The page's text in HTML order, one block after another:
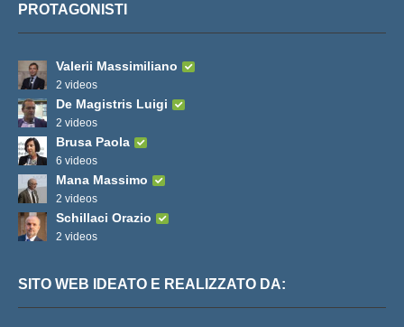
PROTAGONISTI
Valerii Massimiliano
2 videos
De Magistris Luigi
2 videos
Brusa Paola
6 videos
Mana Massimo
2 videos
Schillaci Orazio
2 videos
SITO WEB IDEATO E REALIZZATO DA: